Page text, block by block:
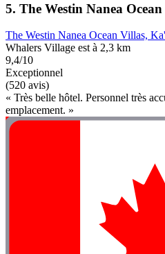
5. The Westin Nanea
The Westin Nanea Ocean Villas,
Whalers Village est à 2,3 km
9,4/10
Exceptionnel
(520 avis)
« Très belle hôtel. Personnel très
emplacement. »